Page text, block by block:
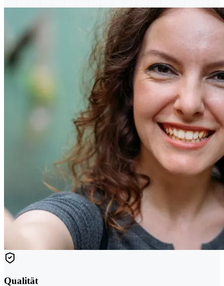
Qualität